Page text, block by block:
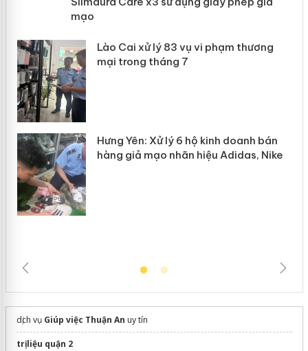
dịch vụ Giúp việc Thuận An uy tín
trị liệu quận 2